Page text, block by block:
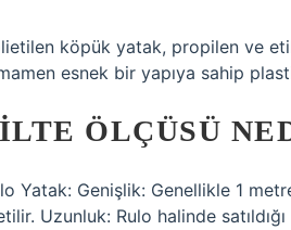
köpük yatak, propilen ve
esnek bir yapıya sahip
ÖLÇÜSÜ
Yatak: Genişlik: Genellikle 1
Uzunluk: Rulo halinde